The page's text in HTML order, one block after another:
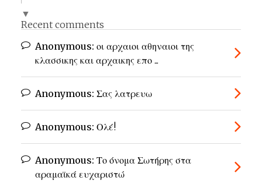
▼
Recent comments
Anonymous: οι αρχαιοι αθηναιοι της
κλασσικης και αρχαικης επο ...
Anonymous: Σας λατρευω
Anonymous: Ολέ!
Anonymous: Το όνομα Σωτήρης στα
αραμαϊκά ευχαριστώ